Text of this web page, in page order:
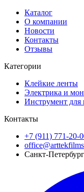
Каталог
О компании
Новости
Контакты
Отзывы
Категории
Клейкие ленты
Электрика и
Инструмент для
Контакты
+7 (911) 771-20-
Санкт-Петербург